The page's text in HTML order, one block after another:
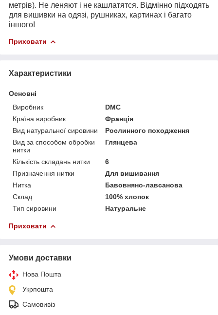
метрів). Не леняют і не кашлатятся. Відмінно підходять
для вишивки на одязі, рушниках, картинах і багато
іншого!
Приховати
Характеристики
Основні
Виробник
DMC
Країна виробник
Франція
Вид натуральної сировини
Рослинного походження
Вид за способом обробки
нитки
Глянцева
Кількість складань нитки
6
Призначення нитки
Для вишивання
Нитка
Бавовняно-лавсанова
Склад
100% хлопок
Тип сировини
Натуральне
Приховати
Умови доставки
Нова Пошта
Укрпошта
Самовивіз